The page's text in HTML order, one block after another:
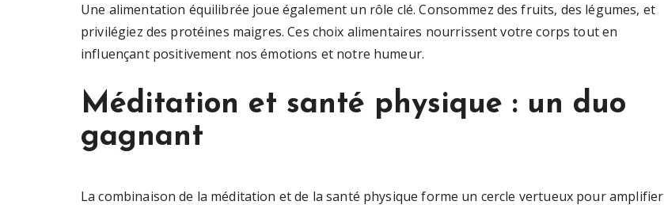
Une alimentation équilibrée joue également un rôle clé. Consommez des fruits, des légumes, et
privilégiez des protéines maigres. Ces choix alimentaires nourrissent votre corps tout en
influençant positivement nos émotions et notre humeur.
Méditation et santé physique : un duo
gagnant
La combinaison de la méditation et de la santé physique forme un cercle vertueux pour amplifier